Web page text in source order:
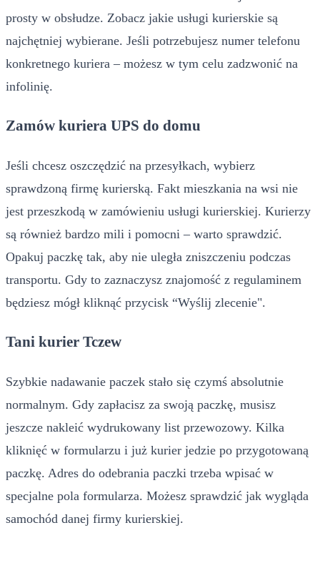
prosty w obsłudze. Zobacz jakie usługi kurierskie są
najchętniej wybierane. Jeśli potrzebujesz numer telefonu
konkretnego kuriera – możesz w tym celu zadzwonić na
infolinię.
Zamów kuriera UPS do domu
Jeśli chcesz oszczędzić na przesyłkach, wybierz
sprawdzoną firmę kurierską. Fakt mieszkania na wsi nie
jest przeszkodą w zamówieniu usługi kurierskiej. Kurierzy
są również bardzo mili i pomocni – warto sprawdzić.
Opakuj paczkę tak, aby nie uległa zniszczeniu podczas
transportu. Gdy to zaznaczysz znajomość z regulaminem
będziesz mógł kliknąć przycisk “Wyślij zlecenie".
Tani kurier Tczew
Szybkie nadawanie paczek stało się czymś absolutnie
normalnym. Gdy zapłacisz za swoją paczkę, musisz
jeszcze nakleić wydrukowany list przewozowy. Kilka
kliknięć w formularzu i już kurier jedzie po przygotowaną
paczkę. Adres do odebrania paczki trzeba wpisać w
specjalne pola formularza. Możesz sprawdzić jak wygląda
samochód danej firmy kurierskiej.